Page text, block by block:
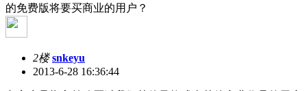
的免费版将要买商业的用户？
2楼 snkeyu
2013-6-28 16:36:44